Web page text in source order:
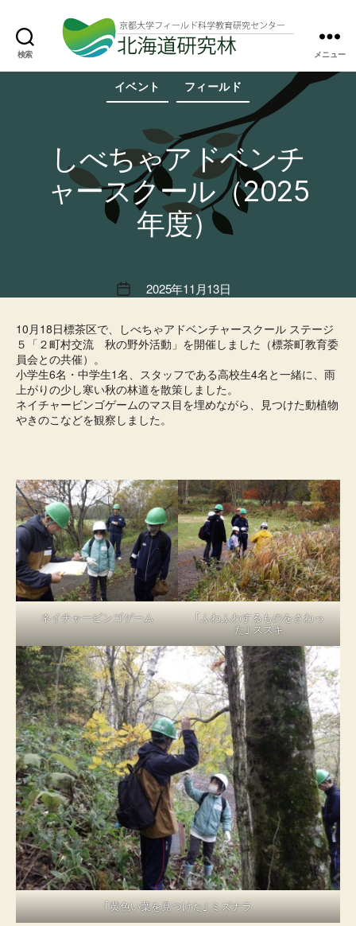
検索
道
研
林
メニュー
カ
テ
ゴ
イベント フィールド
しべちゃアドベンチ
ャースクール（2025
年度）
投
日
2025年11月13日
10月18日標茶区で、しべちゃアドベンチャースクール ステージ
５「２町村交流 秋の野外活動」を開催しました（標茶町教育委
員会との共催）。
小学生6名・中学生1名、スタッフである高校生4名と一緒に、雨
上がりの少し寒い秋の林道を散策しました。
ネイチャービンゴゲームのマス目を埋めながら、見つけた動植物
やきのこなどを観察しました。
ネイチャービンゴゲーム
｢ふわふわするものをさわっ
た｣ ススキ
｢黄色い葉を見つけた｣ ミズナラ